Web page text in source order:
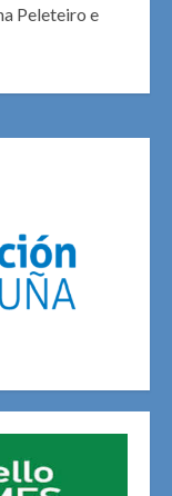
Peleteiro e